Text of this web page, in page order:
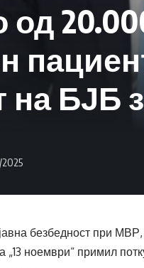
на БЈБ
безбедност при
„13 ноември“ примил